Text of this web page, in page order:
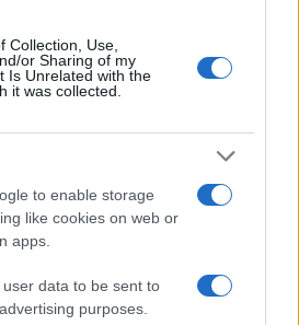
Collection, Use,
or Sharing of my
Is Unrelated with the
it was collected.
to enable storage
like cookies on web or
apps.
data to be sent to
purposes.
por desequilibrio presupuestario en
Precio
$64,360.00